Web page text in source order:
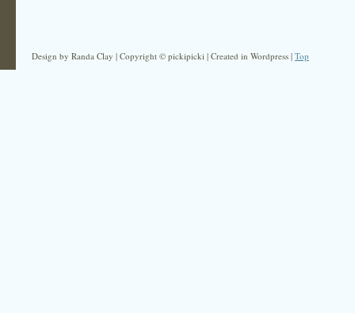
Design by Randa Clay | Copyright © pickipicki | Created in Wordpress | Top